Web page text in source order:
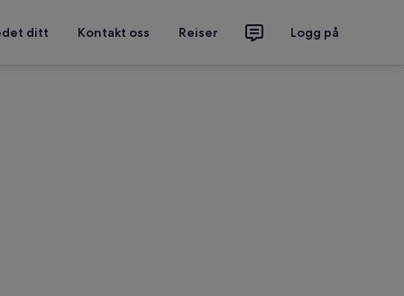
ditt Kontakt oss Reiser Logg på